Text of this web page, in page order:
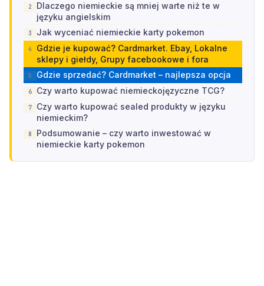
Dlaczego niemieckie są mniej warte niż te w
języku angielskim
Jak wyceniać niemieckie karty pokemon
Gdzie je kupować? Cardmarket. Ebay, Lokalne
sklepy i giełdy, Grupy facebookowe i fora
Gdzie sprzedać? Cardmarket – najlepsza opcja
Czy warto kupować niemieckojęzyczne TCG?
Czy warto kupować sealed produkty w języku
niemieckim?
Podsumowanie – czy warto inwestować w
niemieckie karty pokemon